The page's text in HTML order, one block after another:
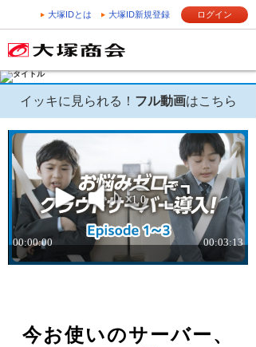
大塚IDとは 大塚ID新規登録 ログイン
イッキに見られる！ フル動画はこちら
今お使いのサーバー、